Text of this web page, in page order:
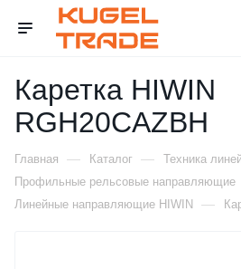
Каретка HIWIN
RGH20CAZBH
Главная — Каталог — Техника
Профильные рельсовые направляющие
Линейные направляющие HIWIN —